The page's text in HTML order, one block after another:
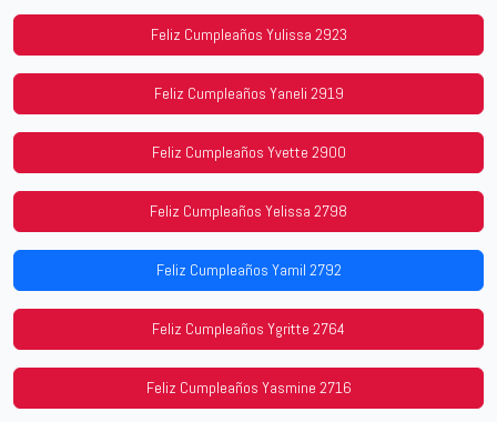
Feliz Cumpleaños Yulissa 2923
Feliz Cumpleaños Yaneli 2919
Feliz Cumpleaños Yvette 2900
Feliz Cumpleaños Yelissa 2798
Feliz Cumpleaños Yamil 2792
Feliz Cumpleaños Ygritte 2764
Feliz Cumpleaños Yasmine 2716